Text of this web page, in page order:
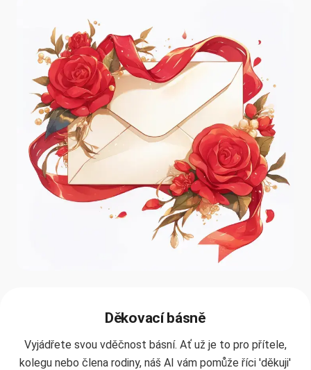
Děkovací básně
Vyjádřete svou vděčnost básní. Ať už je to pro přítele,
kolegu nebo člena rodiny, náš AI vám pomůže říci 'děkuji'